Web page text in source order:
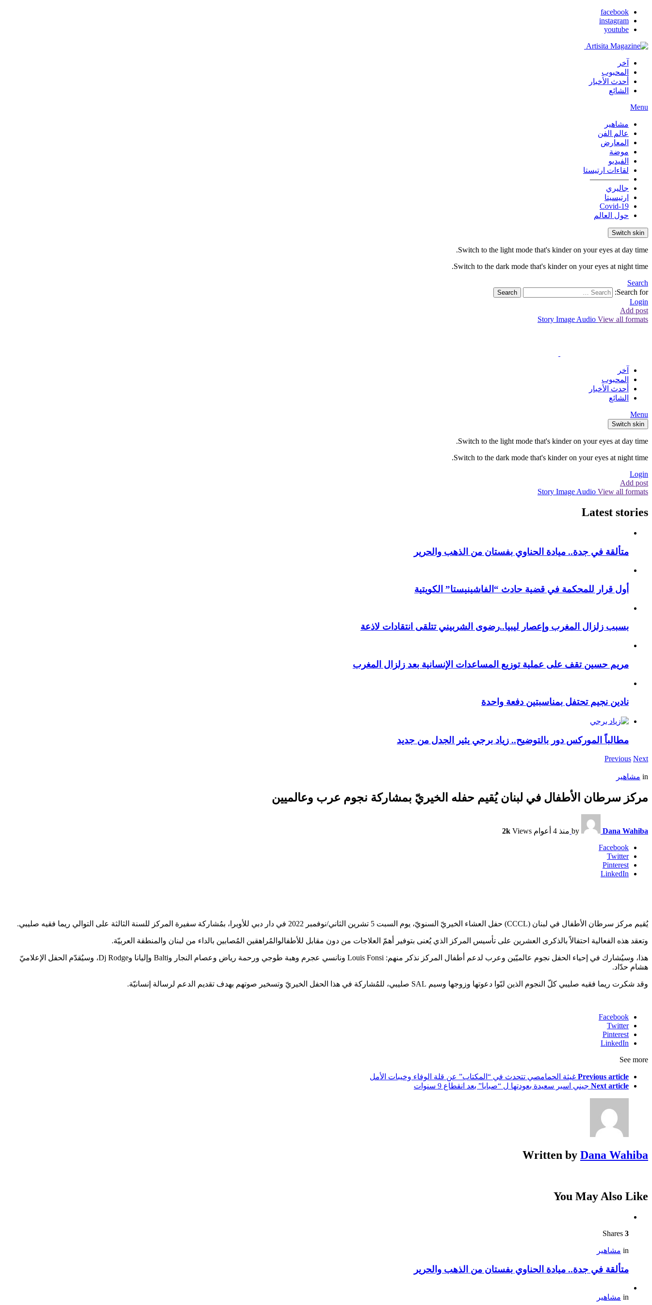
facebook
instagram
youtube
آخر
المحبوب
أحدث الأخبار
الشائع
Menu
مشاهير
عالم الفن
المعارض
موضة
الفيديو
لقاءات ارتيستا
—————
جاليري
ارتيسيتا
Covid-19
حول العالم
Switch skin
Switch to the light mode that's kinder on your eyes at day time.
Switch to the dark mode that's kinder on your eyes at night time.
Search
Search for:
Search
Login
Add post
Story Image Audio View all formats
آخر
المحبوب
أحدث الأخبار
الشائع
Menu
Switch skin
Switch to the light mode that's kinder on your eyes at day time.
Switch to the dark mode that's kinder on your eyes at night time.
Login
Add post
Story Image Audio View all formats
Latest stories
متألقة في جدة.. ميادة الحناوي بفستان من الذهب والحرير
أول قرار للمحكمة في قضية حادث “الفاشينيستا” الكويتية
بسبب زلزال المغرب وإعصار ليبيا..رضوى الشربيني تتلقى انتقادات لاذعة
مريم حسين تقف على عملية توزيع المساعدات الإنسانية بعد زلزال المغرب
نادين نجيم تحتفل بمناسبتين دفعة واحدة
مطالباً الموركس دور بالتوضيح.. زياد برجي يثير الجدل من جديد
Previous Next
in مشاهير
مركز سرطان الأطفال في لبنان يُقيم حفله الخيريّ بمشاركة نجوم عرب وعالميين
by Dana Wahiba منذ 4 أعوام 2k Views
Facebook
Twitter
Pinterest
LinkedIn
يُقيم مركز سرطان الأطفال في لبنان (CCCL) حفل العشاء الخيريّ السنويّ، يوم السبت 5 تشرين الثاني/نوفمبر 2022 في دار دبي للأوبرا، بمُشاركة سفيرة المركز للسنة الثالثة على التوالي ريما فقيه صليبي.
وتعقد هذه الفعالية احتفالاً بالذكرى العشرين على تأسيس المركز الذي يُعنى بتوفير أهمّ العلاجات من دون مقابل للأطفالوالمُراهقين المُصابين بالداء من لبنان والمنطقة العربيّة.
هذا، وسيُشارك في إحياء الحفل نجوم عالميّين وعرب لدعم أطفال المركز نذكر منهم: Louis Fonsi ونانسي عجرم وهبة طوجي ورحمة رياض وعصام النجار وBalti وإليانا وDj Rodge، وسيُقدّم الحفل الإعلاميّ
هشام حدّاد.
وقد شكرت ريما فقيه صليبي كلّ النجوم الذين لبّوا دعوتها وزوجها وسيم SAL صليبي، للمُشاركة في هذا الحفل الخيريّ وتسخير صوتهم بهدف تقديم الدعم لرسالة إنسانيّة.
Facebook
Twitter
Pinterest
LinkedIn
See more
Previous article غيثة الحمامصي تتحدث في “المكتاب” عن قلة الوفاء وخيبات الأمل
Next article جيني اسبر سعيدة بعودتها ل “صبايا” بعد انقطاع 9 سنوات
Written by Dana Wahiba
You May Also Like
3
in مشاهير
متألقة في جدة.. ميادة الحناوي بفستان من الذهب والحرير
in مشاهير